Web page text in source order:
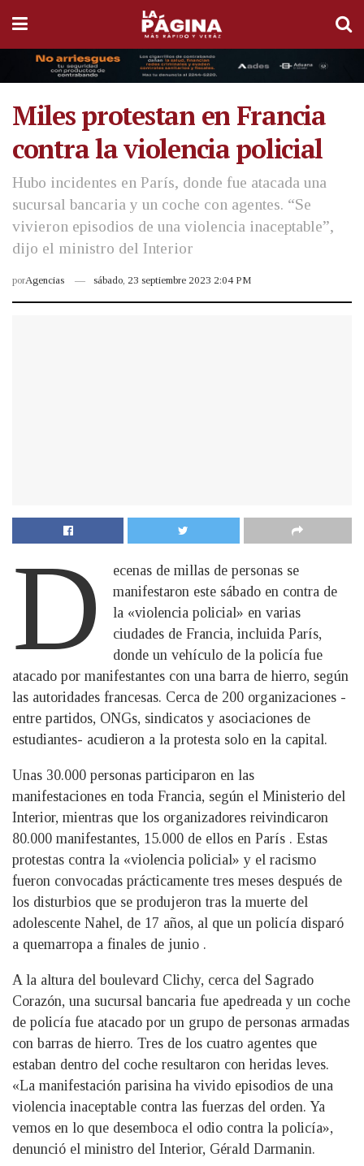
Miles protestan en Francia
contra la violencia policial
Hubo incidentes en París, donde fue atacada una
sucursal bancaria y un coche con agentes. “Se
vivieron episodios de una violencia inaceptable”,
dijo el ministro del Interior
porAgencias sábado, 23 septiembre 2023 2:04 PM
D
ecenas de millas de personas se
manifestaron este sábado en contra de
la «violencia policial» en varias
ciudades de Francia, incluida París,
donde un vehículo de la policía fue
atacado por manifestantes con una barra de hierro, según
las autoridades francesas. Cerca de 200 organizaciones -
entre partidos, ONGs, sindicatos y asociaciones de
estudiantes- acudieron a la protesta solo en la capital.
Unas 30.000 personas participaron en las
manifestaciones en toda Francia, según el Ministerio del
Interior, mientras que los organizadores reivindicaron
80.000 manifestantes, 15.000 de ellos en París . Estas
protestas contra la «violencia policial» y el racismo
fueron convocadas prácticamente tres meses después de
los disturbios que se produjeron tras la muerte del
adolescente Nahel, de 17 años, al que un policía disparó
a quemarropa a finales de junio .
A la altura del boulevard Clichy, cerca del Sagrado
Corazón, una sucursal bancaria fue apedreada y un coche
de policía fue atacado por un grupo de personas armadas
con barras de hierro. Tres de los cuatro agentes que
estaban dentro del coche resultaron con heridas leves.
«La manifestación parisina ha vivido episodios de una
violencia inaceptable contra las fuerzas del orden. Ya
vemos en lo que desemboca el odio contra la policía»,
denunció el ministro del Interior, Gérald Darmanin.